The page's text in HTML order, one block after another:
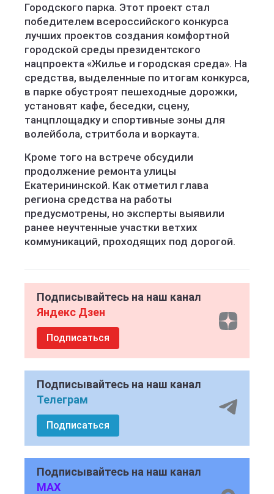
Городского парка. Этот проект стал
победителем всероссийского конкурса
лучших проектов создания комфортной
городской среды президентского
нацпроекта «Жилье и городская среда». На
средства, выделенные по итогам конкурса,
в парке обустроят пешеходные дорожки,
установят кафе, беседки, сцену,
танцплощадку и спортивные зоны для
волейбола, стритбола и воркаута.
Кроме того на встрече обсудили
продолжение ремонта улицы
Екатерининской. Как отметил глава
региона средства на работы
предусмотрены, но эксперты выявили
ранее неучтенные участки ветхих
коммуникаций, проходящих под дорогой.
Подписывайтесь на наш канал
Яндекс Дзен
Подписаться
Подписывайтесь на наш канал
Телеграм
Подписаться
Подписывайтесь на наш канал
MAX